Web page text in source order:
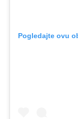
Pogledajte ovu